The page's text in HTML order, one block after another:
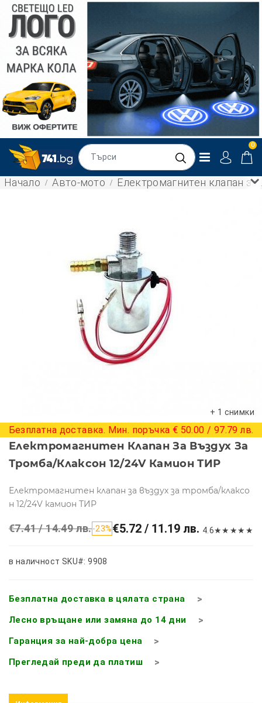
0
Начало Авто-мото Електромагнитен клапан
+ 1 снимки
Безплатна доставка. Мин. поръчка € 50.00 / 97.79 лв.
Електромагнитен Клапан За Въздух За
Тромба/клаксон 12/24V Камион ТИР
Електромагнитен клапан за въздух за тромба/клаксо
н 12/24V камион ТИР
€7.41 / 14.49 лв.-23%€5.72 / 11.19 лв. 4.6★★ ★★ ★
в наличност SKU#: 9908
Безплатна доставка в цялата страна
Лесно връщане или замяна до 14 дни
Гаранция за най-добра цена
Прегледай преди да платиш